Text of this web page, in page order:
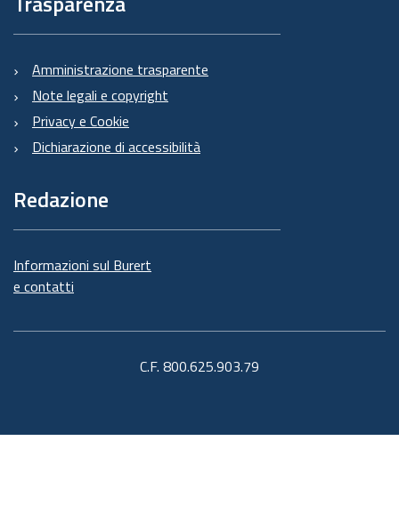
Amministrazione trasparente
Note legali e copyright
Privacy e Cookie
Dichiarazione di accessibilità
Redazione
Informazioni sul Burert
e contatti
C.F. 800.625.903.79